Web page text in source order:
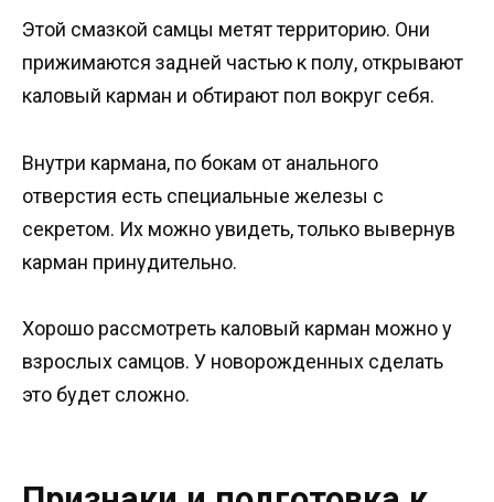
Этой смазкой самцы метят территорию. Они
прижимаются задней частью к полу, открывают
каловый карман и обтирают пол вокруг себя.
Внутри кармана, по бокам от анального
отверстия есть специальные железы с
секретом. Их можно увидеть, только вывернув
карман принудительно.
Хорошо рассмотреть каловый карман можно у
взрослых самцов. У новорожденных сделать
это будет сложно.